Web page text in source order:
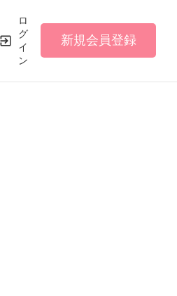
ロ
グ
イ
ン
新規会員登録